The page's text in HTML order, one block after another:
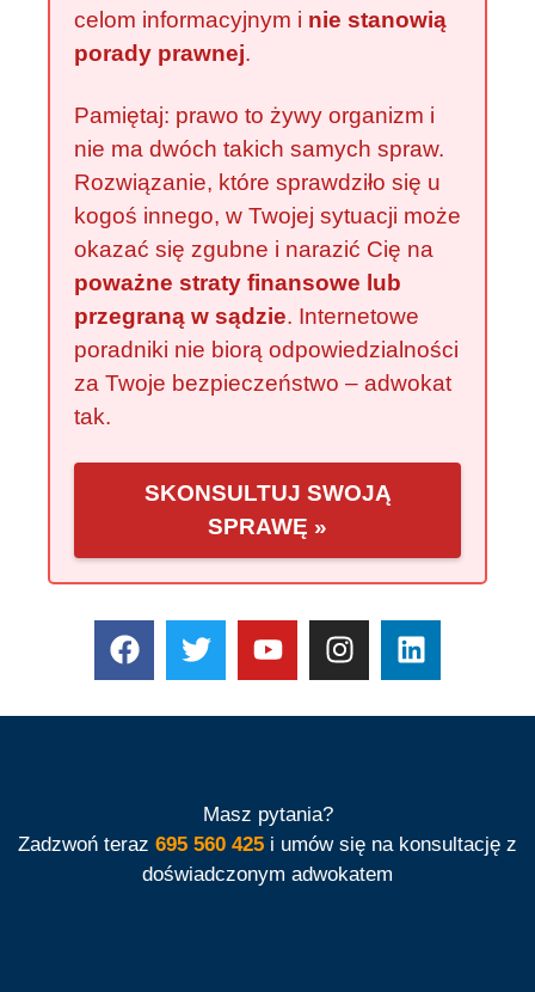
celom informacyjnym i nie stanowią
porady prawnej.
Pamiętaj: prawo to żywy organizm i
nie ma dwóch takich samych spraw.
Rozwiązanie, które sprawdziło się u
kogoś innego, w Twojej sytuacji może
okazać się zgubne i narazić Cię na
poważne straty finansowe lub
przegraną w sądzie. Internetowe
poradniki nie biorą odpowiedzialności
za Twoje bezpieczeństwo – adwokat
tak.
SKONSULTUJ SWOJĄ
SPRAWĘ »
Masz pytania?
Zadzwoń teraz 695 560 425 i umów się na konsultację z
doświadczonym adwokatem